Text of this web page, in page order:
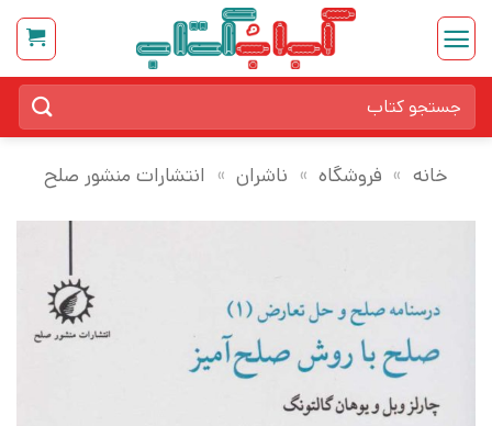
Skip
content
برای:
خانه » فروشگاه » ناشران » انتشارات منشور صلح